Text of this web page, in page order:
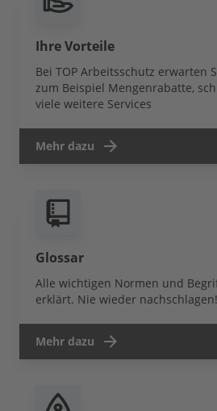
Ihre Vorteile
Bei TOP Arbeitsschutz erwarten
zum Beispiel Mengenrabatte,
viele weitere Services
Mehr dazu
Glossar
Alle wichtigen Normen und
erklärt. Nie wieder nachschlagen!
Mehr dazu